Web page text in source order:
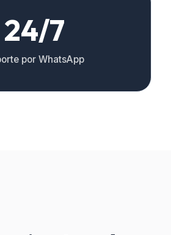
24/7
por WhatsApp